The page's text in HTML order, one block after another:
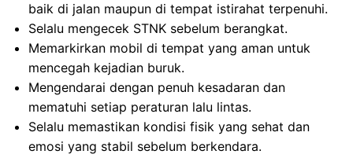
baik di jalan maupun di tempat istirahat terpenuhi.
Selalu mengecek STNK sebelum berangkat.
Memarkirkan mobil di tempat yang aman untuk
mencegah kejadian buruk.
Mengendarai dengan penuh kesadaran dan
mematuhi setiap peraturan lalu lintas.
Selalu memastikan kondisi fisik yang sehat dan
emosi yang stabil sebelum berkendara.